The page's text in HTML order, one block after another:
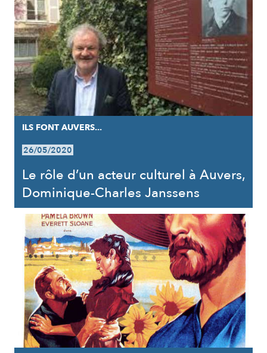
ILS FONT AUVERS...
26/05/2020
Le rôle d’un acteur culturel à Auvers,
Dominique-Charles Janssens